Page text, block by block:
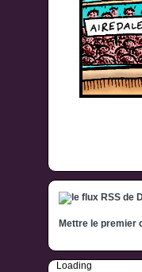
Mettre le premier
Loading